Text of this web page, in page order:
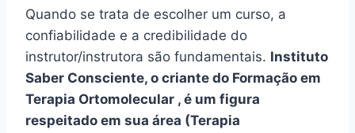
Quando se trata de escolher um curso, a
confiabilidade e a credibilidade do
instrutor/instrutora são fundamentais. Instituto
Saber Consciente, o criante do Formação em
Terapia Ortomolecular , é um figura
respeitado em sua área (Terapia